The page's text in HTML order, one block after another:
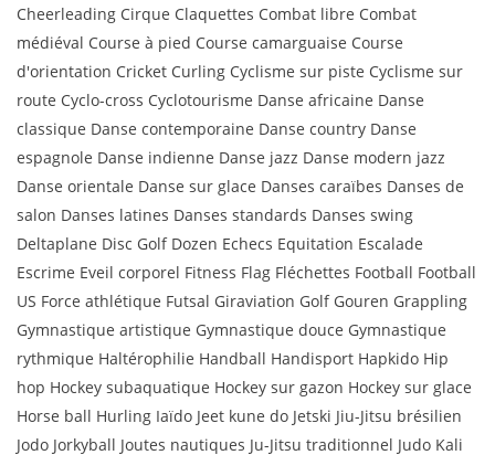
Cheerleading Cirque Claquettes Combat libre Combat
médiéval Course à pied Course camarguaise Course
d'orientation Cricket Curling Cyclisme sur piste Cyclisme sur
route Cyclo-cross Cyclotourisme Danse africaine Danse
classique Danse contemporaine Danse country Danse
espagnole Danse indienne Danse jazz Danse modern jazz
Danse orientale Danse sur glace Danses caraïbes Danses de
salon Danses latines Danses standards Danses swing
Deltaplane Disc Golf Dozen Echecs Equitation Escalade
Escrime Eveil corporel Fitness Flag Fléchettes Football Football
US Force athlétique Futsal Giraviation Golf Gouren Grappling
Gymnastique artistique Gymnastique douce Gymnastique
rythmique Haltérophilie Handball Handisport Hapkido Hip
hop Hockey subaquatique Hockey sur gazon Hockey sur glace
Horse ball Hurling Iaïdo Jeet kune do Jetski Jiu-Jitsu brésilien
Jodo Jorkyball Joutes nautiques Ju-Jitsu traditionnel Judo Kali